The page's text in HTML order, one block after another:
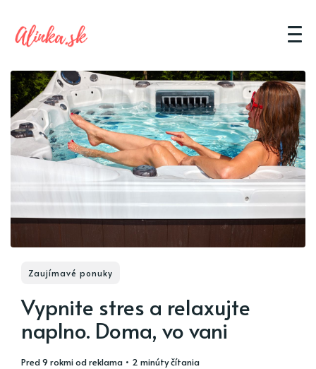
Zaujímavé ponuky
Vypnite stres a relaxujte
naplno. Doma, vo vani
pred 9 rokmiodreklama • 2 minúty čítania